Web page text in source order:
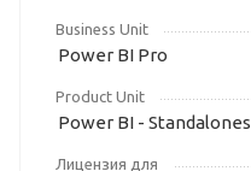
Business Unit
Power BI Pro
Product Unit
Power BI - Standalones
Лицензия для